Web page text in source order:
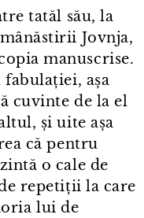
tatăl său, la
Jovnja,
manuscrise.
așa
cuvinte de la el
și uite așa
că pentru
o cale de
repetiții la care
lui de